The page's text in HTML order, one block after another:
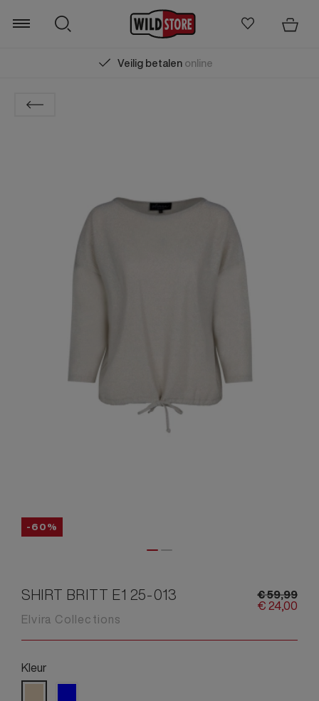
Veilig betalenonline
Zoeken
-60%
SHIRT BRITT E1 25-013
Elvira Collections
€59,99
€24,00
Kleur